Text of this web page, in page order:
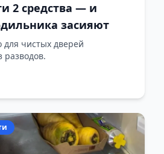
2 средства — и
засияют
для чистых дверей
разводов.